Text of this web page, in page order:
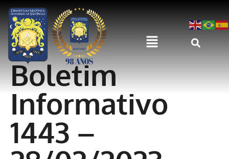
Boletim
Informativo
1443 –